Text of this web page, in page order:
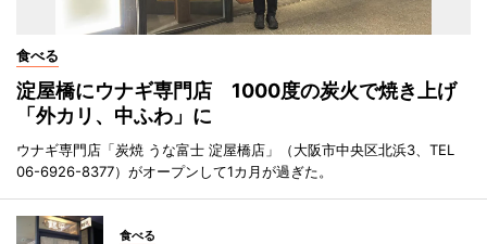
食べる
淀屋橋にウナギ専門店 1000度の炭火で焼き上げ
「外カリ、中ふわ」に
ウナギ専門店「炭焼 うな富士 淀屋橋店」（大阪市中央区北浜3、TEL
06-6926-8377）がオープンして1カ月が過ぎた。
食べる